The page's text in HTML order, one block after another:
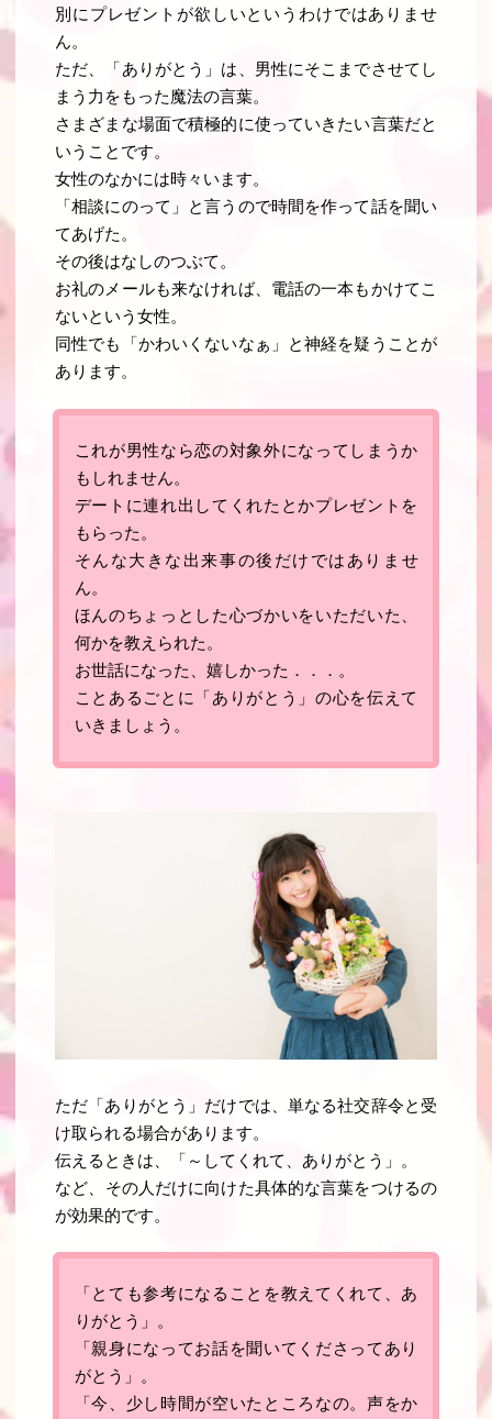
別にプレゼントが欲しいというわけではありませ
ん。
ただ、「ありがとう」は、男性にそこまでさせてし
まう力をもった魔法の言葉。
さまざまな場面で積極的に使っていきたい言葉だと
いうことです。
女性のなかには時々います。
「相談にのって」と言うので時間を作って話を聞い
てあげた。
その後はなしのつぶて。
お礼のメールも来なければ、電話の一本もかけてこ
ないという女性。
同性でも「かわいくないなぁ」と神経を疑うことが
あります。
これが男性なら恋の対象外になってしまうか
もしれません。
デートに連れ出してくれたとかプレゼントを
もらった。
そんな大きな出来事の後だけではありませ
ん。
ほんのちょっとした心づかいをいただいた、
何かを教えられた 。
お世話になった、嬉しかった．．．。
ことあるごとに「ありがとう」の心を伝えて
いきましょう 。
ただ「ありがとう」だけでは、単なる社交辞令と受
け取られる場合があります。
伝えるときは、「～ してくれて、ありがとう 」。
など、 その人だけに向けた具体的な言葉をつけるの
が効果的です。
「とても参考になることを教えてくれて、あ
りがとう」。
「親身になってお話を聞いてくださってあり
がとう」。
「今、少し時間が空いたところなの。声をか